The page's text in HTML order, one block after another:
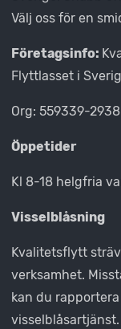
Välj oss för en
Företagsinfo:
Flyttlasset i
Org: 559339-2938
Öppetider
Kl 8-18 helgfria
Visselblåsning
Kvalitetsflytt
verksamhet.
kan du
visselblåsartjänst.